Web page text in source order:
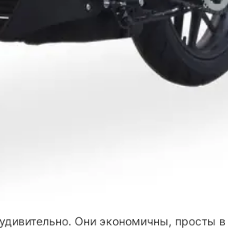
Они экономичны, просты